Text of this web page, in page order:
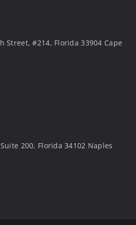
Street, #214, Florida 33904 Cape
200, Florida 34102 Naples